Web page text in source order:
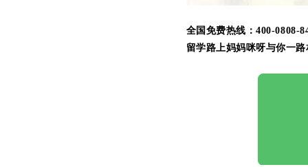
全国免费热线：400-0808-
留学路上妈妈咪呀与你一路